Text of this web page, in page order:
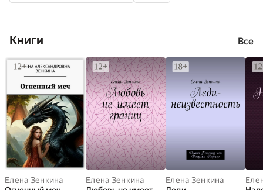
Книги Все
Елена Зенкина
Елена Зенкина
Елена Зенкина